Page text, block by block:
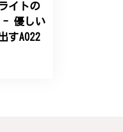
も料金に含まれてお
イトの
- 優しい
すA022